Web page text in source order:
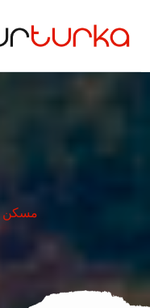
مسكن